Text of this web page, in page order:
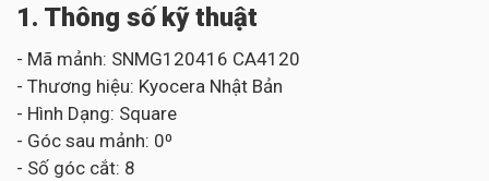
1. Thông số kỹ thuật
- Mã mảnh: SNMG120416 CA4120
- Thương hiệu: Kyocera Nhật Bản
- Hình Dạng: Square
- Góc sau mảnh: 0⁰
- Số góc cắt: 8